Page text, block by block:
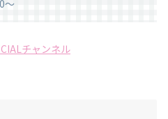
～
チャンネル